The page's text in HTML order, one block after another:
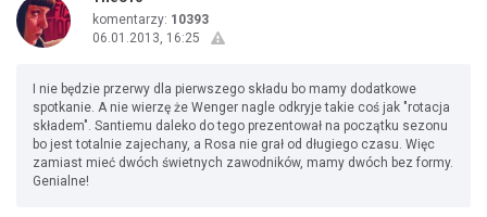
komentarzy: 10393
06.01.2013, 16:25
I nie będzie przerwy dla pierwszego składu bo mamy dodatkowe
spotkanie. A nie wierzę że Wenger nagle odkryje takie coś jak "rotacja
składem". Santiemu daleko do tego prezentował na początku sezonu
bo jest totalnie zajechany, a Rosa nie grał od długiego czasu. Więc
zamiast mieć dwóch świetnych zawodników, mamy dwóch bez formy.
Genialne!